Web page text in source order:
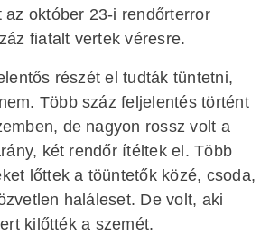
az október 23-i rendőrterror
fiatalt vertek véresre.
részét el tudták tüntetni,
Több száz feljelentés történt
de nagyon rossz volt a
két rendőr ítéltek el. Több
lőttek a töüntetők közé, csoda,
haláleset. De volt, aki
kilőtték a szemét.